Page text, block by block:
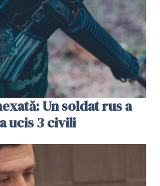
Un soldat rus a
ucis 3 civili